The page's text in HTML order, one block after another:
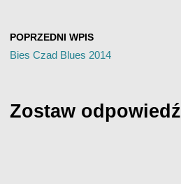
POPRZEDNI WPIS
Bies Czad Blues 2014
Zostaw odpowiedź